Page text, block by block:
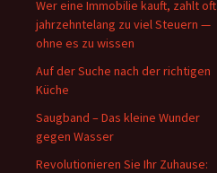
Wer eine Immobilie kauft, zahlt oft
jahrzehntelang zu viel Steuern —
ohne es zu wissen
Auf der Suche nach der richtigen
Küche
Saugband – Das kleine Wunder
gegen Wasser
Revolutionieren Sie Ihr Zuhause: